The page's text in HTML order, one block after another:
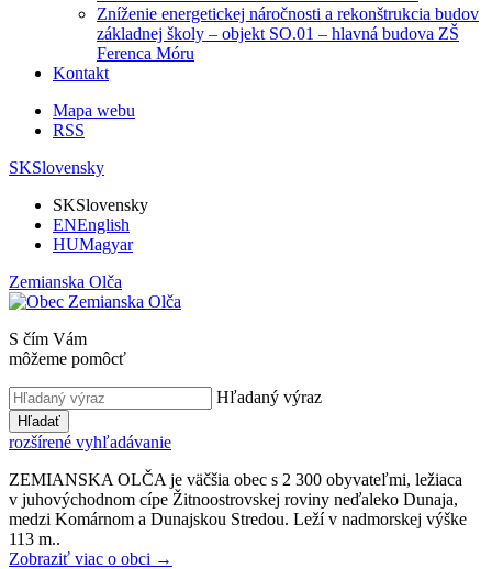
Zníženie energetickej náročnosti a rekonštrukcia budov
základnej školy – objekt SO.01 – hlavná budova ZŠ
Ferenca Móru
Kontakt
Mapa webu
RSS
SKSlovensky
SKSlovensky
ENEnglish
HUMagyar
Zemianska Olča
S čím Vám
môžeme pomôcť
Hľadaný výraz
Hľadať
rozšírené vyhľadávanie
ZEMIANSKA OLČA je väčšia obec s 2 300 obyvateľmi, ležiaca
v juhovýchodnom cípe Žitnoostrovskej roviny neďaleko Dunaja,
medzi Komárnom a Dunajskou Stredou. Leží v nadmorskej výške
113 m..
Zobraziť viac o obci →